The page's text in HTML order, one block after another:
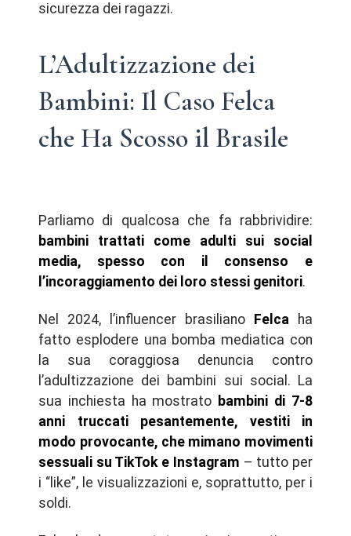
sicurezza dei ragazzi.
L’Adultizzazione dei
Bambini: Il Caso Felca
che Ha Scosso il Brasile
Parliamo di qualcosa che fa rabbrividire:
bambini trattati come adulti sui social
media, spesso con il consenso e
l’incoraggiamento dei loro stessi genitori.
Nel 2024, l’influencer brasiliano Felca ha
fatto esplodere una bomba mediatica con
la sua coraggiosa denuncia contro
l’adultizzazione dei bambini sui social. La
sua inchiesta ha mostrato bambini di 7-8
anni truccati pesantemente, vestiti in
modo provocante, che mimano movimenti
sessuali su TikTok e Instagram – tutto per
i “like”, le visualizzazioni e, soprattutto, per i
soldi.